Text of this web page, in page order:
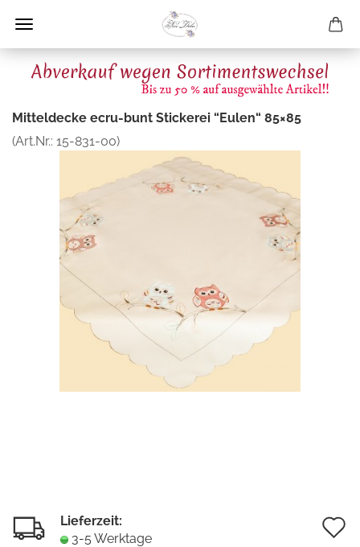
Mitteldecke ecru-bunt Stickerei “Eulen“ 85×85
(Art.Nr.: 15-831-00)
Lieferzeit:
3-5 Werktage